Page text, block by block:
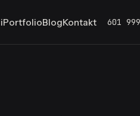
PortfolioBlogKontakt 601